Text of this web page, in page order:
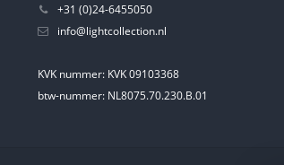
+31 (0)24-6455050
info@lightcollection.nl
KVK nummer: KVK 09103368
btw-nummer: NL8075.70.230.B.01